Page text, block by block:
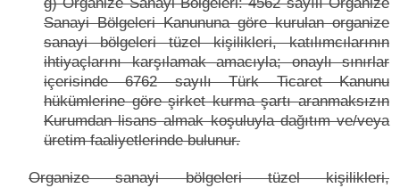
Sanayi Bölgeleri Kanununa göre kurulan organize
sanayi bölgeleri tüzel kişilikleri, katılımcılarının
ihtiyaçlarını karşılamak amacıyla; onaylı sınırlar
içerisinde 6762 sayılı Türk Ticaret Kanunu
hükümlerine göre şirket kurma şartı aranmaksızın
Kurumdan lisans almak koşuluyla dağıtım ve/veya
üretim faaliyetlerinde bulunur.
Organize sanayi bölgeleri tüzel kişilikleri,